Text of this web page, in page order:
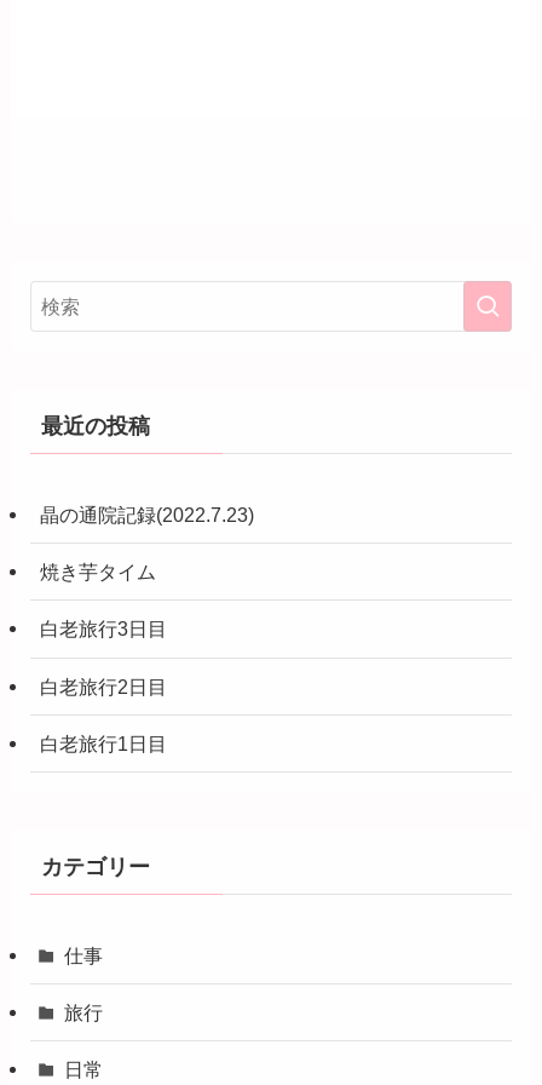
最近の投稿
晶の通院記録(2022.7.23)
焼き芋タイム
白老旅行3日目
白老旅行2日目
白老旅行1日目
カテゴリー
仕事
旅行
日常